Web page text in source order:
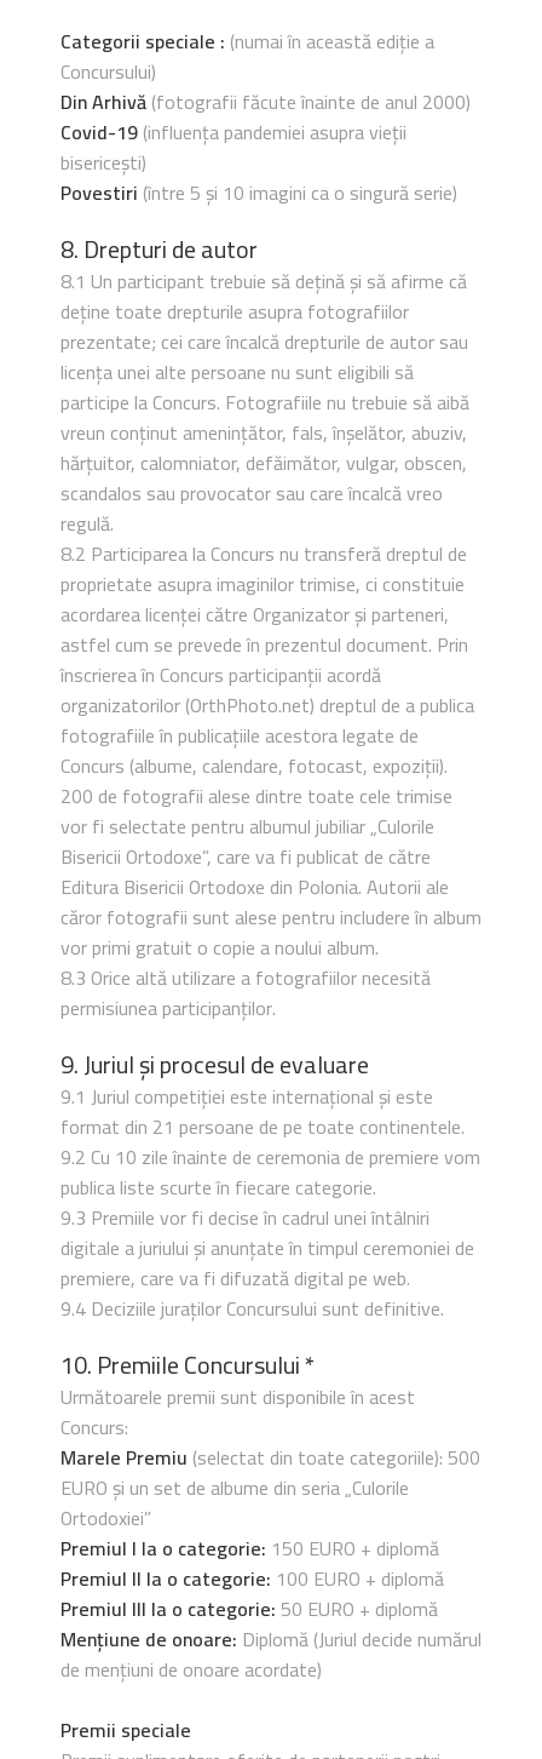
Categorii speciale : (numai în această ediție a
Concursului)
Din Arhivă(fotografii făcute înainte de anul 2000)
Covid-19(influența pandemiei asupra vieții
bisericești)
Povestiri (între 5 și 10 imagini ca o singură serie)
8. Drepturi de autor
8.1 Un participant trebuie să dețină și să afirme că
deține toate drepturile asupra fotografiilor
prezentate; cei care încalcă drepturile de autor sau
licența unei alte persoane nu sunt eligibili să
participe la Concurs. Fotografiile nu trebuie să aibă
vreun conținut amenințător, fals, înșelător, abuziv,
hărțuitor, calomniator, defăimător, vulgar, obscen,
scandalos sau provocator sau care încalcă vreo
regulă.
8.2 Participarea la Concurs nu transferă dreptul de
proprietate asupra imaginilor trimise, ci constituie
acordarea licenței către Organizator și parteneri,
astfel cum se prevede în prezentul document. Prin
înscrierea în Concurs participanții acordă
organizatorilor (OrthPhoto.net) dreptul de a publica
fotografiile în publicațiile acestora legate de
Concurs (albume, calendare, fotocast, expoziții).
200 de fotografii alese dintre toate cele trimise
vor fi selectate pentru albumul jubiliar „Culorile
Bisericii Ortodoxe”, care va fi publicat de către
Editura Bisericii Ortodoxe din Polonia. Autorii ale
căror fotografii sunt alese pentru includere în album
vor primi gratuit o copie a noului album.
8.3 Orice altă utilizare a fotografiilor necesită
permisiunea participanților.
9. Juriul și procesul de evaluare
9.1 Juriul competiției este internațional și este
format din 21 persoane de pe toate continentele.
9.2 Cu 10 zile înainte de ceremonia de premiere vom
publica liste scurte în fiecare categorie.
9.3 Premiile vor fi decise în cadrul unei întâlniri
digitale a juriului și anunțate în timpul ceremoniei de
premiere, care va fi difuzată digital pe web.
9.4 Deciziile juraților Concursului sunt definitive.
10. Premiile Concursului *
Următoarele premii sunt disponibile în acest
Concurs:
Marele Premiu (selectat din toate categoriile): 500
EURO și un set de albume din seria „Culorile
Ortodoxiei”
Premiul I la o categorie: 150 EURO + diplomă
Premiul II la o categorie: 100 EURO + diplomă
Premiul III la o categorie: 50 EURO + diplomă
Mențiune de onoare: Diplomă (Juriul decide numărul
de mențiuni de onoare acordate)
Premii speciale